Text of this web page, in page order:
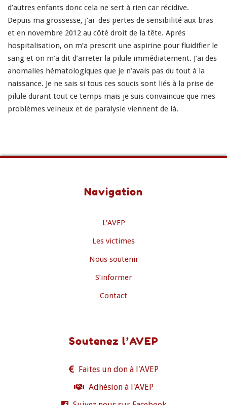
d’autres enfants donc cela ne sert à rien car récidive.
Depuis ma grossesse, j’ai des pertes de sensibilité aux bras
et en novembre 2012 au côté droit de la tête. Aprés
hospitalisation, on m’a prescrit une aspirine pour fluidifier le
sang et on m’a dit d’arreter la pilule immédiatement. J’ai des
anomalies hématologiques que je n’avais pas du tout à la
naissance. Je ne sais si tous ces soucis sont liés à la prise de
pilule durant tout ce temps mais je suis convaincue que mes
problèmes veineux et de paralysie viennent de là.
Navigation
L’AVEP
Les victimes
Nous soutenir
S’informer
Contact
Soutenez l’AVEP
Faites un don à l'AVEP
Adhésion à l'AVEP